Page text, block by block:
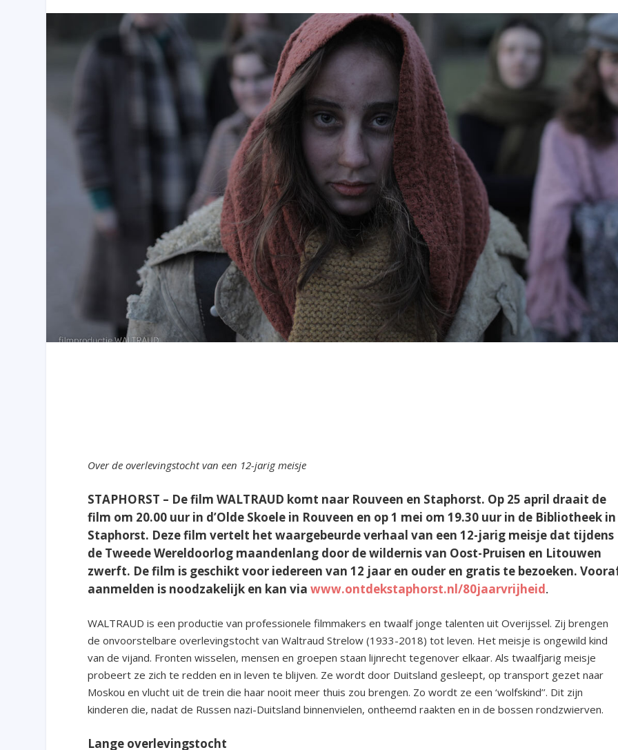
Over de overlevingstocht van een 12-jarig meisje
STAPHORST – De film WALTRAUD komt naar Rouveen en Staphorst. Op 25 april draait de
film om 20.00 uur in d’Olde Skoele in Rouveen en op 1 mei om 19.30 uur in de Bibliotheek in
Staphorst. Deze film vertelt het waargebeurde verhaal van een 12-jarig meisje dat tijdens
de Tweede Wereldoorlog maandenlang door de wildernis van Oost-Pruisen en Litouwen
zwerft. De film is geschikt voor iedereen van 12 jaar en ouder en gratis te bezoeken.
aanmelden is noodzakelijk en kan viawww.ontdekstaphorst.nl/80jaarvrijheid.
WALTRAUD is een productie van professionele filmmakers en twaalf jonge talenten uit Overijssel. Zij brengen
de onvoorstelbare overlevingstocht van Waltraud Strelow (1933-2018) tot leven. Het meisje is ongewild kind
van de vijand. Fronten wisselen, mensen en groepen staan lijnrecht tegenover elkaar. Als twaalfjarig meisje
probeert ze zich te redden en in leven te blijven. Ze wordt door Duitsland gesleept, op transport gezet naar
Moskou en vlucht uit de trein die haar nooit meer thuis zou brengen. Zo wordt ze een ‘wolfskind’’. Dit zijn
kinderen die, nadat de Russen nazi-Duitsland binnenvielen, ontheemd raakten en in de bossen rondzwierven.
Lange overlevingstocht